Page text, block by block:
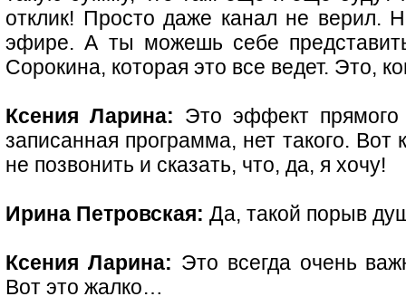
отклик! Просто даже канал не верил.
эфире. А ты можешь себе
Сорокина, которая это все ведет. Это,
Ксения Ларина: Это эффект прямого
записанная программа, нет такого.
не позвонить и сказать, что, да, я хочу!
Ирина Петровская: Да, такой порыв
Ксения Ларина: Это всегда очень
Вот это жалко…